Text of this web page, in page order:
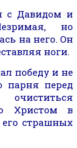
с Давидом и
, но
на него. Он
ноги.
победу и не
парня перед
очиститься
Христом в
его страшных